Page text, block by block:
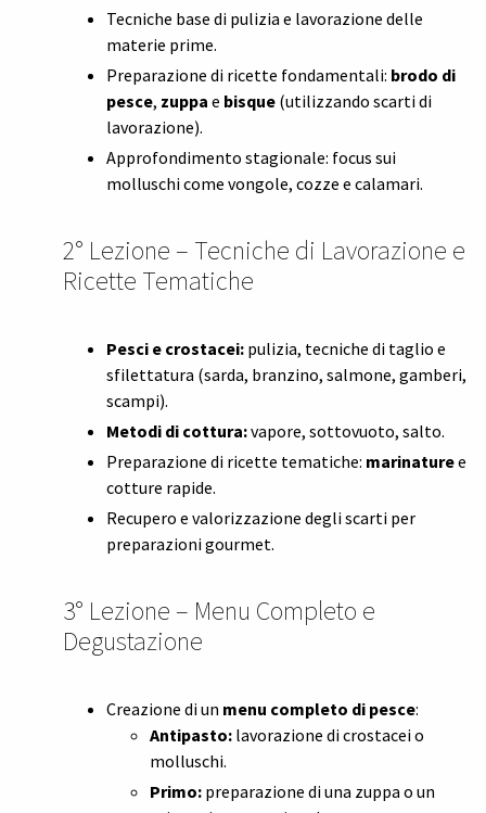
Tecniche base di pulizia e lavorazione delle
materie prime.
Preparazione di ricette fondamentali: brodo di
pesce, zuppa e bisque(utilizzando scarti di
lavorazione).
Approfondimento stagionale: focus sui
molluschi come vongole, cozze e calamari.
2° Lezione – Tecniche di Lavorazione e
Ricette Tematiche
Pesci e crostacei:pulizia, tecniche di taglio e
sfilettatura (sarda, branzino, salmone, gamberi,
scampi).
Metodi di cottura:vapore, sottovuoto, salto.
Preparazione di ricette tematiche: marinaturee
cotture rapide.
Recupero e valorizzazione degli scarti per
preparazioni gourmet.
3° Lezione – Menu Completo e
Degustazione
Creazione di un menu completo di pesce:
Antipasto:lavorazione di crostacei o
molluschi.
Primo:preparazione di una zuppa o un